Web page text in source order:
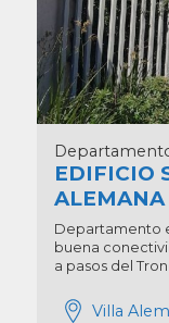
EDIFICIO
ALEMANA
Departamento
buena
a pasos del
Villa